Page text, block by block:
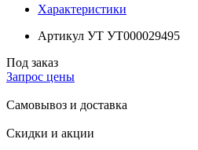
Характеристики
Артикул УТ УТ000029495
Под заказ
Запрос цены
Самовывоз и доставка
Скидки и акции